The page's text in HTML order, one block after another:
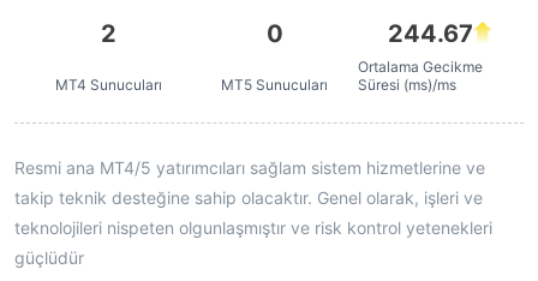
2
MT4 Sunucuları
0
MT5 Sunucuları
244.67
Ortalama Gecikme
Süresi (ms)/ms
Resmi ana MT4/5 yatırımcıları sağlam sistem hizmetlerine ve
takip teknik desteğine sahip olacaktır. Genel olarak, işleri ve
teknolojileri nispeten olgunlaşmıştır ve risk kontrol yetenekleri
güçlüdür